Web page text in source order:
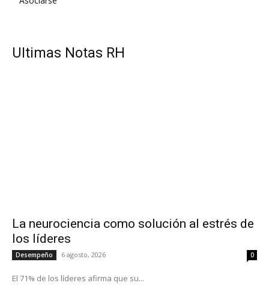
UItimas Notas RH
La neurociencia como solución al estrés de
los líderes
Desempeño 6 agosto, 2026 0
El 71% de los líderes afirma que su...